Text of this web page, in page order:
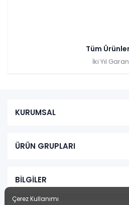
Tüm
İki Yıl
KURUMSAL
ÜRÜN GRUPLARI
BİLGİLER
Çerez Kullanımı